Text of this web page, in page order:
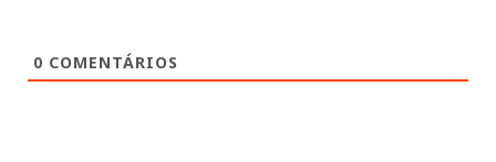
0 COMENTÁRIOS